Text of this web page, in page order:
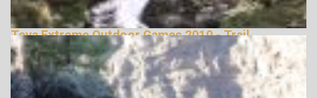
Teva Extreme Outdoor Games 2010 - Trail
Running
146086 Nézetek